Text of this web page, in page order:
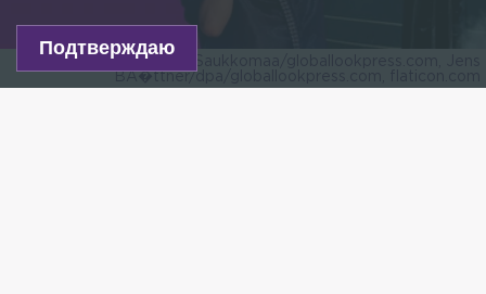
Коллаж: IMAGO/Heikki Saukkomaa/globallookpress.com, Jens
Подтверждаю